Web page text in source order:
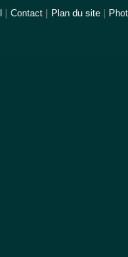
Contact Plan du site